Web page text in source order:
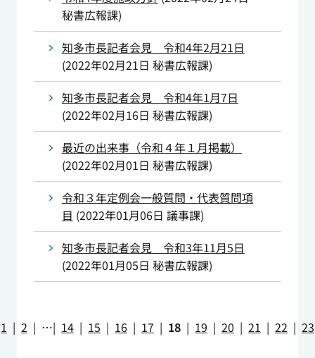
秘書広報課)
知多市長記者会見 令和4年2月21日
(2022年02月21日 秘書広報課)
知多市長記者会見 令和4年1月7日
(2022年02月16日 秘書広報課)
最近の出来事（令和４年１月掲載）
(2022年02月01日 秘書広報課)
令和３年定例会一般質問・代表質問項
目 (2022年01月06日 議事課)
知多市長記者会見 令和3年11月5日
(2022年01月05日 秘書広報課)
1 | 2 | || | 14 | 15 | 16 | 17 | 18 | 19 | 20 | 21 | 22 | 23